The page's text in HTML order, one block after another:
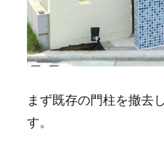
まず既存の門柱を撤去
す。